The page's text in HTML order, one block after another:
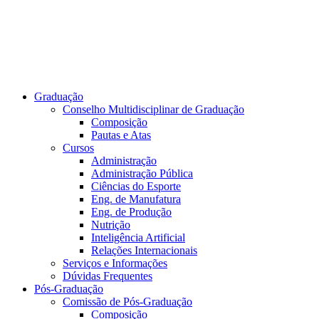
Graduação
Conselho Multidisciplinar de Graduação
Composição
Pautas e Atas
Cursos
Administração
Administração Pública
Ciências do Esporte
Eng. de Manufatura
Eng. de Produção
Nutrição
Inteligência Artificial
Relações Internacionais
Serviços e Informações
Dúvidas Frequentes
Pós-Graduação
Comissão de Pós-Graduação
Composição